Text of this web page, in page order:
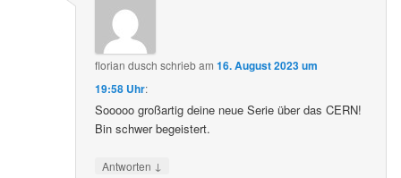
florian dusch schriebam16. August 2023 um
19:58 Uhr:
Sooooo großartig deine neue Serie über das CERN!
Bin schwer begeistert.
Antworten ↓